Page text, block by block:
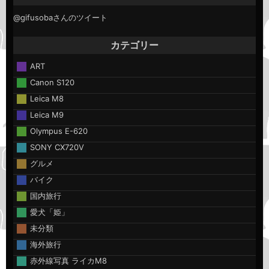
@gifusobaさんのツイート
カテゴリー
ART
Canon S120
Leica M8
Leica M9
Olympus E-620
SONY CX720V
グルメ
バイク
国内旅行
愛犬「姫」
未分類
海外旅行
赤外線写真 ライカM8